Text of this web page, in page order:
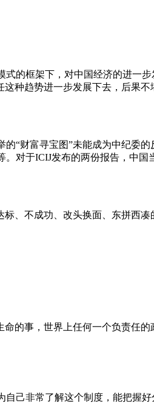
式的框架下，对中国经济的进一
种趋势进一步发展下去，后果不
“财富寻宝图”未能成为中纪委
对于ICIJ发布的两份报告，中国
标、不成功、改头换面、东拼西
的事，世界上任何一个负责任
自己非常了解这个制度，能把握